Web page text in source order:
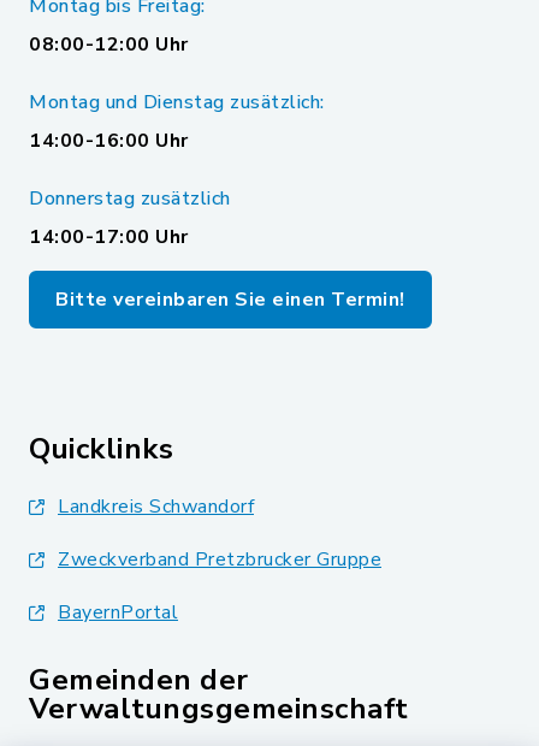
Montag bis Freitag:
08:00-12:00 Uhr
Montag und Dienstag zusätzlich:
14:00-16:00 Uhr
Donnerstag zusätzlich
14:00-17:00 Uhr
Bitte vereinbaren Sie einen Termin!
Quicklinks
Landkreis Schwandorf
Zweckverband Pretzbrucker Gruppe
BayernPortal
Gemeinden der
Verwaltungsgemeinschaft